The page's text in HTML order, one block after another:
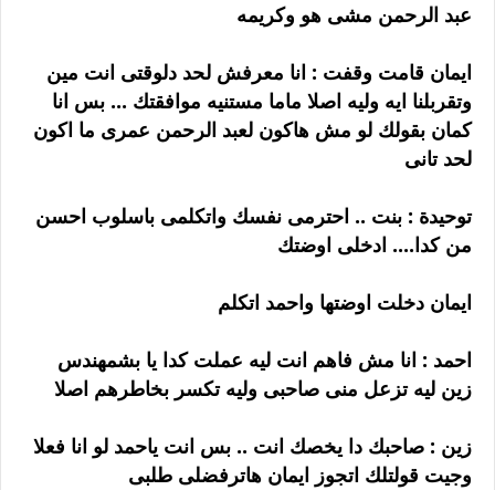
عبد الرحمن مشى هو وكريمه
ايمان قامت وقفت : انا معرفش لحد دلوقتى انت مين
وتقربلنا ايه وليه اصلا ماما مستنيه موافقتك ... بس انا
كمان بقولك لو مش هاكون لعبد الرحمن عمرى ما اكون
لحد تانى
توحيدة : بنت .. احترمى نفسك واتكلمى باسلوب احسن
من كدا.... ادخلى اوضتك
ايمان دخلت اوضتها واحمد اتكلم
احمد : انا مش فاهم انت ليه عملت كدا يا بشمهندس
زين ليه تزعل منى صاحبى وليه تكسر بخاطرهم اصلا
زين : صاحبك دا يخصك انت .. بس انت ياحمد لو انا فعلا
وجيت قولتلك اتجوز ايمان هاترفضلى طلبى